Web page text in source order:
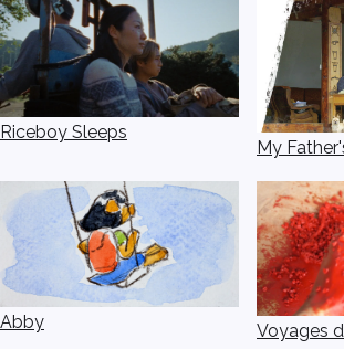
Riceboy Sleeps
My
Abby
Voyages